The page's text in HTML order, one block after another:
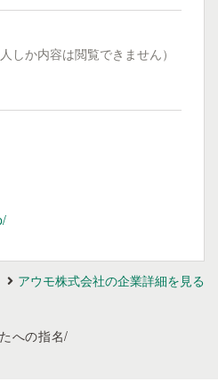
しか内容は閲覧できません）
アウモ株式会社の企業詳細を見る
への指名/